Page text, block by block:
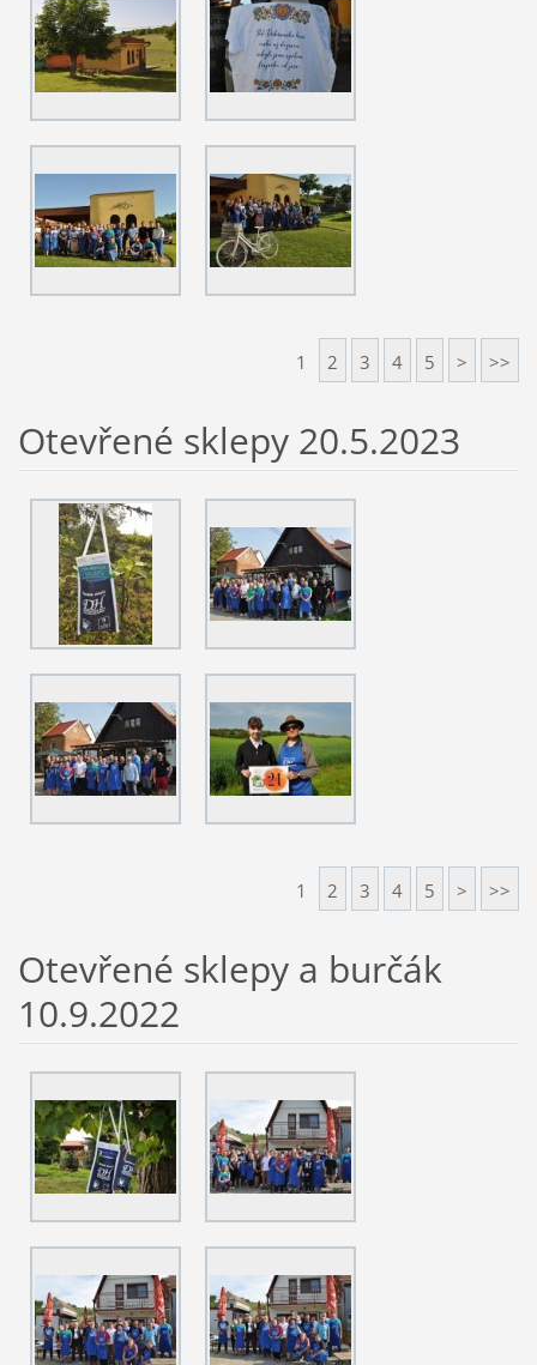
1 2 3 4 5 > >>
Otevřené sklepy 20.5.2023
1 2 3 4 5 > >>
Otevřené sklepy a burčák
10.9.2022